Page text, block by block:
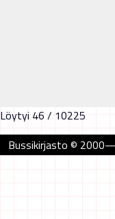
Löytyi 46 / 10225
Bussikirjasto ©